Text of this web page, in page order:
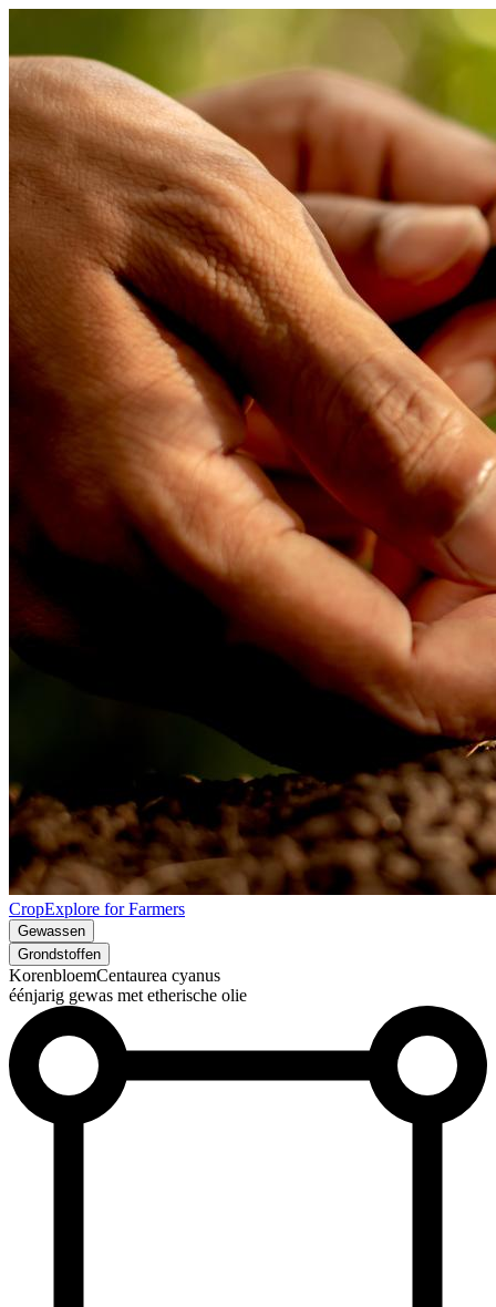
CropExplore for Farmers
Gewassen
Grondstoffen
KorenbloemCentaurea cyanus
éénjarig gewas met etherische olie